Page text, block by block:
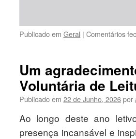
Publicado em Geral | Comentários
Um
Voluntária de
Publicado em 22 de Junho, 2026por
Ao longo deste ano
presença incansável e